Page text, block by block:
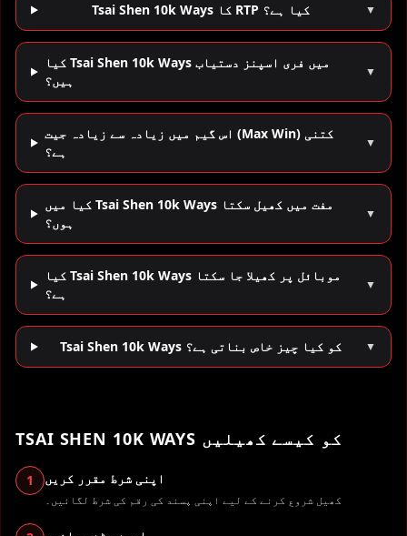
Tsai Shen 10k Ways کا RTP کیا ہے؟ ▼
کیا Tsai Shen 10k Ways میں فری اسپنز دستیاب
ہیں؟
▼
اس گیم میں زیادہ سے زیادہ جیت (Max Win) کتنی
ہے؟
▼
کیا میں Tsai Shen 10k Ways مفت میں کھیل سکتا
ہوں؟
▼
کیا Tsai Shen 10k Ways موبائل پر کھیلا جا سکتا
ہے؟
▼
Tsai Shen 10k Ways کو کیا چیز خاص بناتی ہے؟ ▼
TSAI SHEN 10K WAYS کو کیسے کھیلیں
1 اپنی شرط مقرر کریں
کھیل شروع کرنے کے لیے اپنی پسند کی رقم کی شرط لگائیں۔